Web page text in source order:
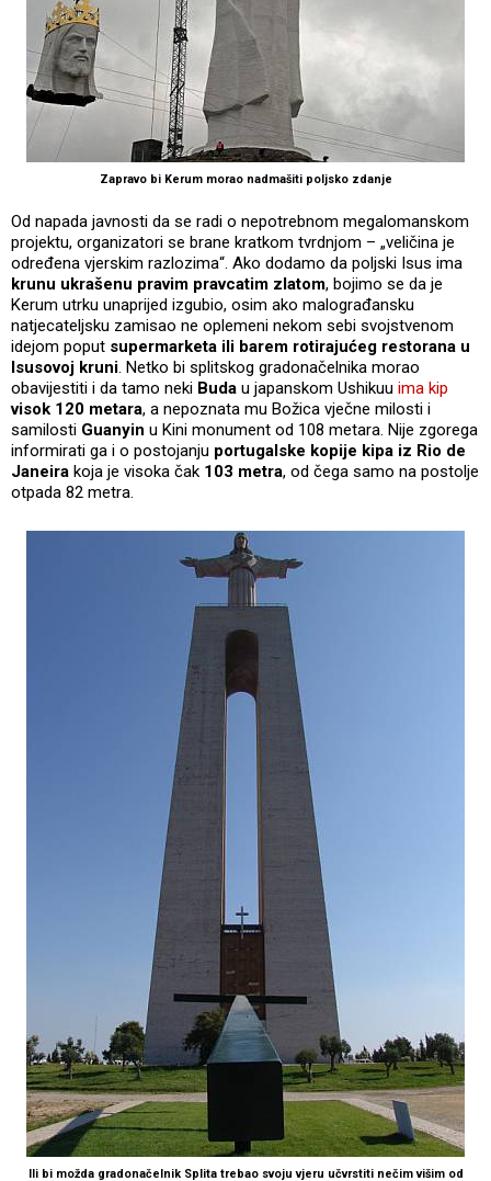
Zapravo bi Kerum morao nadmašiti poljsko zdanje
Od napada javnosti da se radi o nepotrebnom megalomanskom
projektu, organizatori se brane kratkom tvrdnjom – „veličina je
određena vjerskim razlozima“. Ako dodamo da poljski Isus ima
krunu ukrašenu pravim pravcatim zlatom, bojimo se da je
Kerum utrku unaprijed izgubio, osim ako malograđansku
natjecateljsku zamisao ne oplemeni nekom sebi svojstvenom
idejom poput supermarketa ili barem rotirajućeg restorana u
Isusovoj kruni. Netko bi splitskog gradonačelnika morao
obavijestiti i da tamo neki Buda u japanskom Ushikuu ima kip
visok 120 metara, a nepoznata mu Božica vječne milosti i
samilosti Guanyin u Kini monument od 108 metara. Nije zgorega
informirati ga i o postojanju portugalske kopije kipa iz Rio de
Janeira koja je visoka čak 103 metra, od čega samo na postolje
otpada 82 metra.
Ili bi možda gradonačelnik Splita trebao svoju vjeru učvrstiti nečim višim od